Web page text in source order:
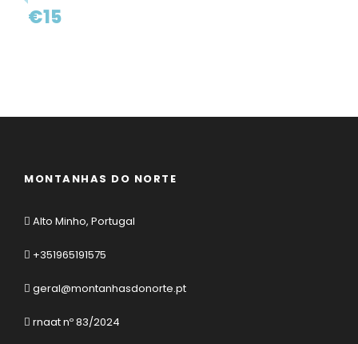
€15
MONTANHAS DO NORTE
Alto Minho, Portugal
+351965191575
geral@montanhasdonorte.pt
rnaat nº 83/2024